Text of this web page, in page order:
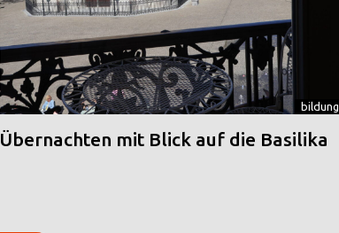
bildung
Übernachten mit Blick auf die Basilika